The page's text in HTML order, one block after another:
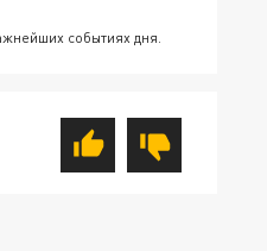
событиях дня.